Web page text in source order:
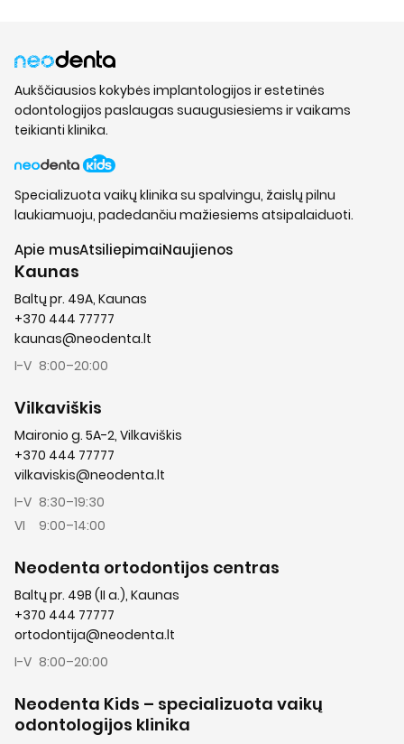
Aukščiausios kokybės implantologijos ir estetinės
odontologijos paslaugas suaugusiesiems ir vaikams
teikianti klinika.
Specializuota vaikų klinika su spalvingu, žaislų pilnu
laukiamuoju, padedančiu mažiesiems atsipalaiduoti.
Apie musAtsiliepimaiNaujienos
Kaunas
Baltų pr. 49A, Kaunas
+370 444 77777
kaunas@neodenta.lt
I-V 8:00–20:00
Vilkaviškis
Maironio g. 5A-2, Vilkaviškis
+370 444 77777
vilkaviskis@neodenta.lt
I-V 8:30–19:30
VI
9:00–14:00
Neodenta ortodontijos centras
Baltų pr. 49B (II a.), Kaunas
+370 444 77777
ortodontija@neodenta.lt
I-V 8:00–20:00
Neodenta Kids – specializuota vaikų
odontologijos klinika